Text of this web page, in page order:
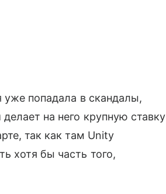
попадала в скандалы,
на него крупную ставку
так как там Unity
хотя бы часть того,